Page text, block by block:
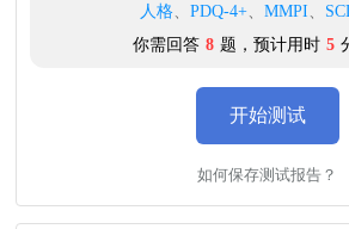
人格、 PDQ-4+、 MMPI 、
你需回答 8 题，预计用时 5
开始测试
如何保存测试报告？